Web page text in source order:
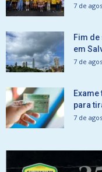
7 de
Fim
em
7 de
para
7 de